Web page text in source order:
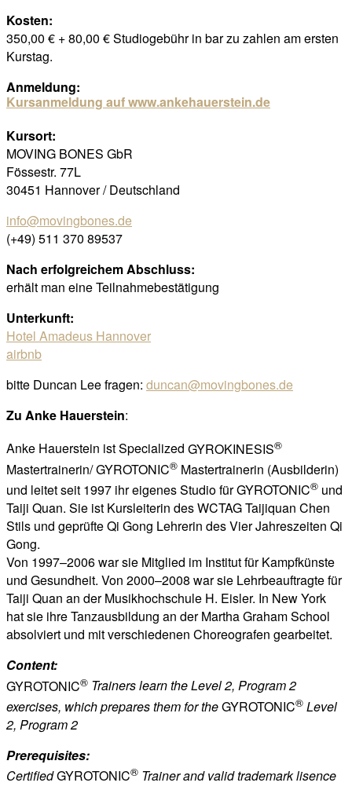
Kosten:
350,00 € + 80,00 € Studiogebühr in bar zu zahlen am ersten
Kurstag.
Anmeldung:
Kursanmeldung auf www.ankehauerstein.de
Kursort:
MOVING BONES GbR
Fössestr. 77L
30451 Hannover / Deutschland
info@movingbones.de
(+49) 511 370 89537
Nach erfolgreichem Abschluss:
erhält man eine Teilnahmebestätigung
Unterkunft:
Hotel Amadeus Hannover
airbnb
bitte Duncan Lee fragen: duncan@movingbones.de
Zu Anke Hauerstein:
Anke Hauerstein ist Specialized GYROKINESIS®
Mastertrainerin/GYROTONIC® Mastertrainerin (Ausbilderin)
und leitet seit 1997 ihr eigenes Studio fürGYROTONIC® und
Taiji Quan. Sie ist Kursleiterin des WCTAG Taijiquan Chen
Stils und geprüfte Qi Gong Lehrerin des Vier Jahreszeiten Qi
Gong.
Von 1997–2006 war sie Mitglied im Institut für Kampfkünste
und Gesundheit. Von 2000–2008 war sie Lehrbeauftragte für
Taiji Quan an der Musikhochschule H. Eisler. In New York
hat sie ihre Tanzausbildung an der Martha Graham School
absolviert und mit verschiedenen Choreografen gearbeitet.
Content:
GYROTONIC® Trainers learn the Level 2, Program 2
exercises, which prepares them for theGYROTONIC® Level
2, Program 2
Prerequisites:
CertifiedGYROTONIC® Trainer and valid trademark lisence